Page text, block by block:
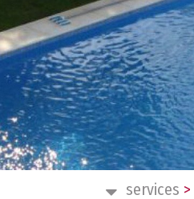
services >